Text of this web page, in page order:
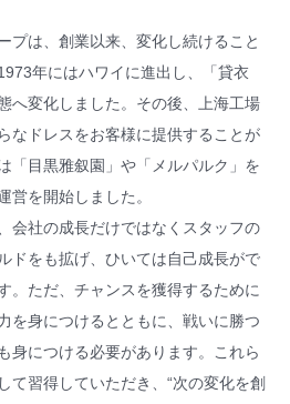
は、創業以来、変化し続けること
年にはハワイに進出し、「貸衣
へ変化しました。その後、上海工場
なドレスをお客様に提供することが
「目黒雅叙園」や「メルパルク」を
営を開始しました。
会社の成長だけではなくスタッフの
ドをも拡げ、ひいては自己成長がで
。ただ、チャンスを獲得するために
を身につけるとともに、戦いに勝つ
身につける必要があります。これら
て習得していただき、“次の変化を創